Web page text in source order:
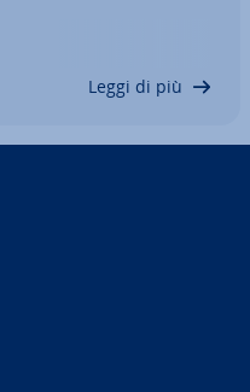
proposti.
Leggi di più